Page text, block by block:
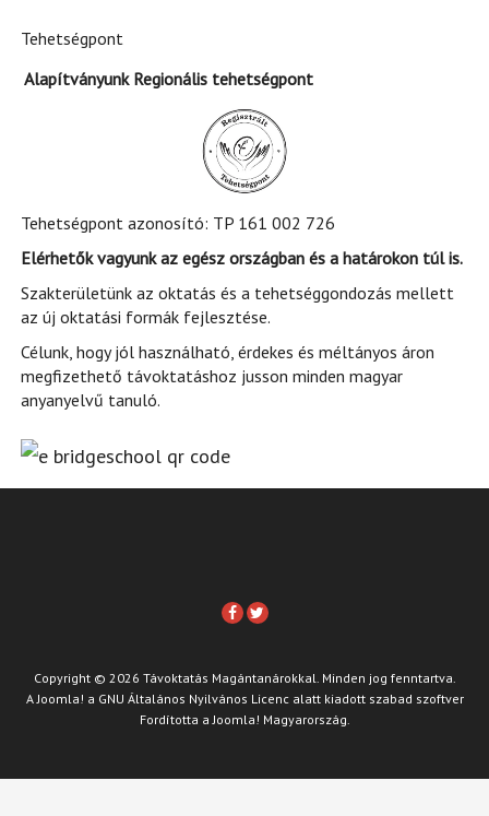
Tehetségpont
Alapítványunk Regionális tehetségpont
Tehetségpont azonosító: TP 161 002 726
Elérhetők vagyunk az egész országban és a határokon túl is.
Szakterületünk az oktatás és a tehetséggondozás mellett
az új oktatási formák fejlesztése.
Célunk, hogy jól használható, érdekes és méltányos áron
megfizethető távoktatáshoz jusson minden magyar
anyanyelvű tanuló.
Copyright © 2026 Távoktatás Magántanárokkal. Minden jog fenntartva.
A Joomla! a GNU Általános Nyilvános Licencalatt kiadott szabad szoftver
Fordította a Joomla! Magyarország